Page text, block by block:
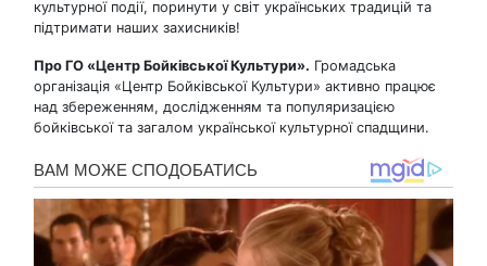
культурної події, поринути у світ українських традицій та
підтримати наших захисників!
Про ГО «Центр Бойківської Культури». Громадська
організація «Центр Бойківської Культури» активно працює
над збереженням, дослідженням та популяризацією
бойківської та загалом української культурної спадщини.